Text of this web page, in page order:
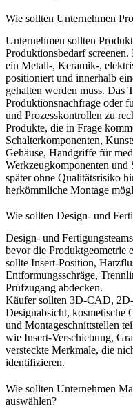
Wie sollten Unternehmen
Unternehmen sollten
Produktionsbedarf
ein Metall-, Keramik-,
positioniert und innerhalb
gehalten werden muss. Das
Produktionsnachfrage oder
und Prozesskontrollen zu
Produkte, die in Frage
Schalterkomponenten,
Gehäuse, Handgriffe für
Werkzeugkomponenten und
später ohne Qualitätsrisiko
herkömmliche Montage
Wie sollten Design- und
Design- und
bevor die
sollte Insert-Position,
Entformungsschräge,
Prüfzugang abdecken.
Käufer sollten 3D-CAD,
Designabsicht, kosmetische
und Montageschnittstellen
wie Insert-Verschiebung,
versteckte Merkmale, die
identifizieren.
Wie sollten Unternehmen
auswählen?